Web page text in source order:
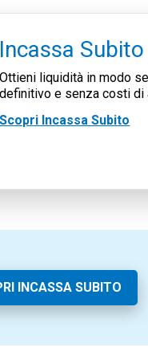
Incassa Subito
Ottieni liquidità in modo
definitivo e senza costi di
Scopri Incassa Subito
INCASSA SUBITO